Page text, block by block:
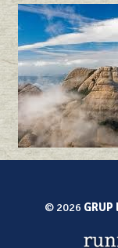
© 2026 GRUP